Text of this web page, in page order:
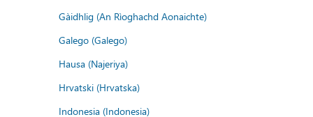
Gàidhlig (An Rìoghachd Aonaichte)
Galego (Galego)
Hausa (Najeriya)
Hrvatski (Hrvatska)
Indonesia (Indonesia)